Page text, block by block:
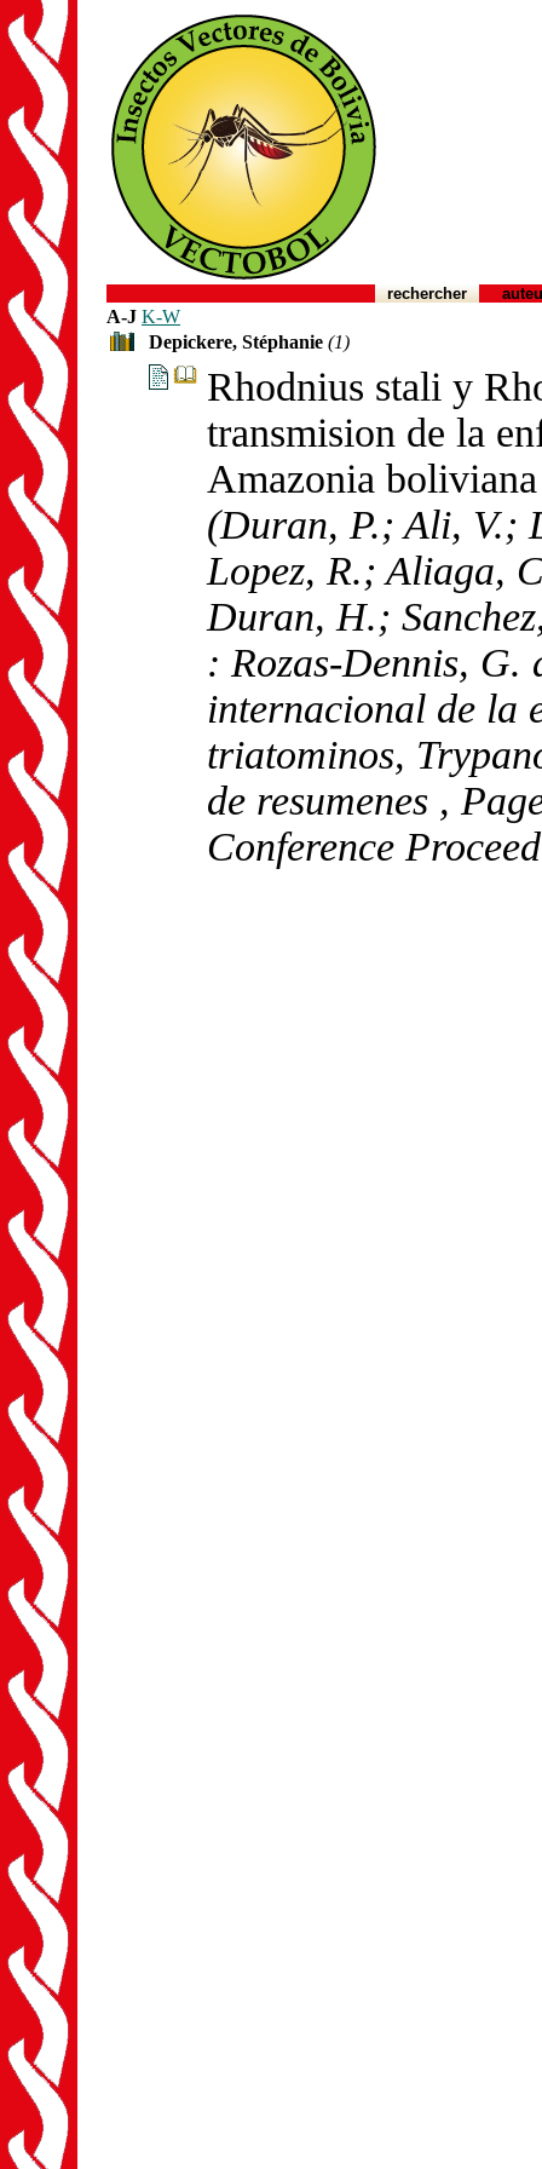
rechercher
A-J K-W
Depickere, Stéphanie (1)
Rhodnius stali y
transmision de la
Amazonia boliviana
(Duran, P.; Ali, V.;
Lopez, R.; Aliaga,
Duran, H.;
: Rozas-Dennis, G.
internacional de la
triatominos,
de resumenes ,
Conference